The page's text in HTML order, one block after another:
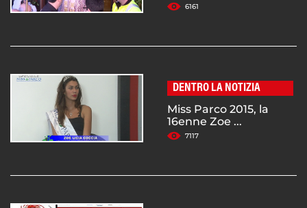
6161
DENTRO LA NOTIZIA
Miss Parco 2015, la
16enne Zoe ...
7117